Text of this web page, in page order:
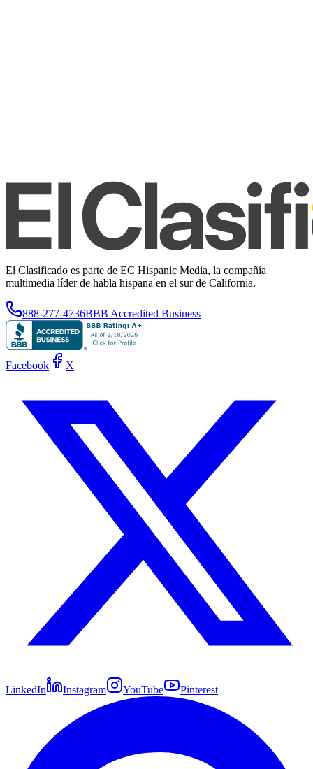
El Clasificado es parte de EC Hispanic Media, la compañía
multimedia líder de habla hispana en el sur de California.
888-277-4736BBB Accredited Business
Facebook X
LinkedIn Instagram YouTube Pinterest